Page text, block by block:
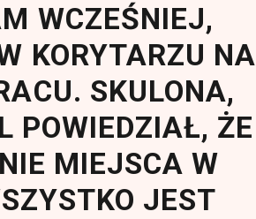
WCZEŚNIEJ,
KORYTARZU NA
SKULONA,
POWIEDZIAŁ, ŻE
MIEJSCA W
JEST